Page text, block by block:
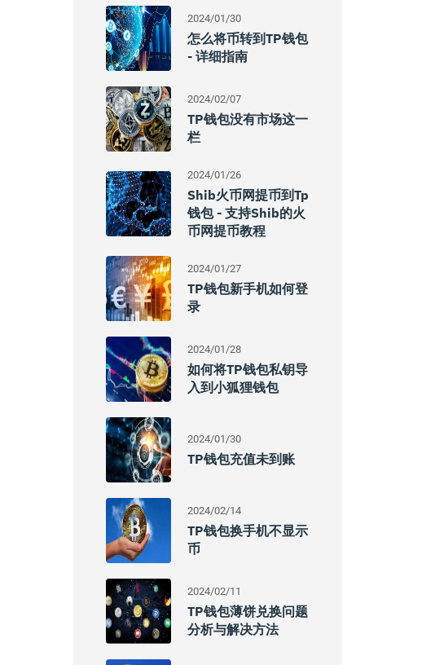
2024/01/30
怎么将币转到TP钱包
- 详细指南
2024/02/07
TP钱包没有市场这一
栏
2024/01/26
Shib火币网提币到tp
钱包 - 支持shib的火
币网提币教程
2024/01/27
TP钱包新手机如何登
录
2024/01/28
如何将TP钱包私钥导
入到小狐狸钱包
2024/01/30
TP钱包充值未到账
2024/02/14
TP钱包换手机不显示
币
2024/02/11
TP钱包薄饼兑换问题
分析与解决方法